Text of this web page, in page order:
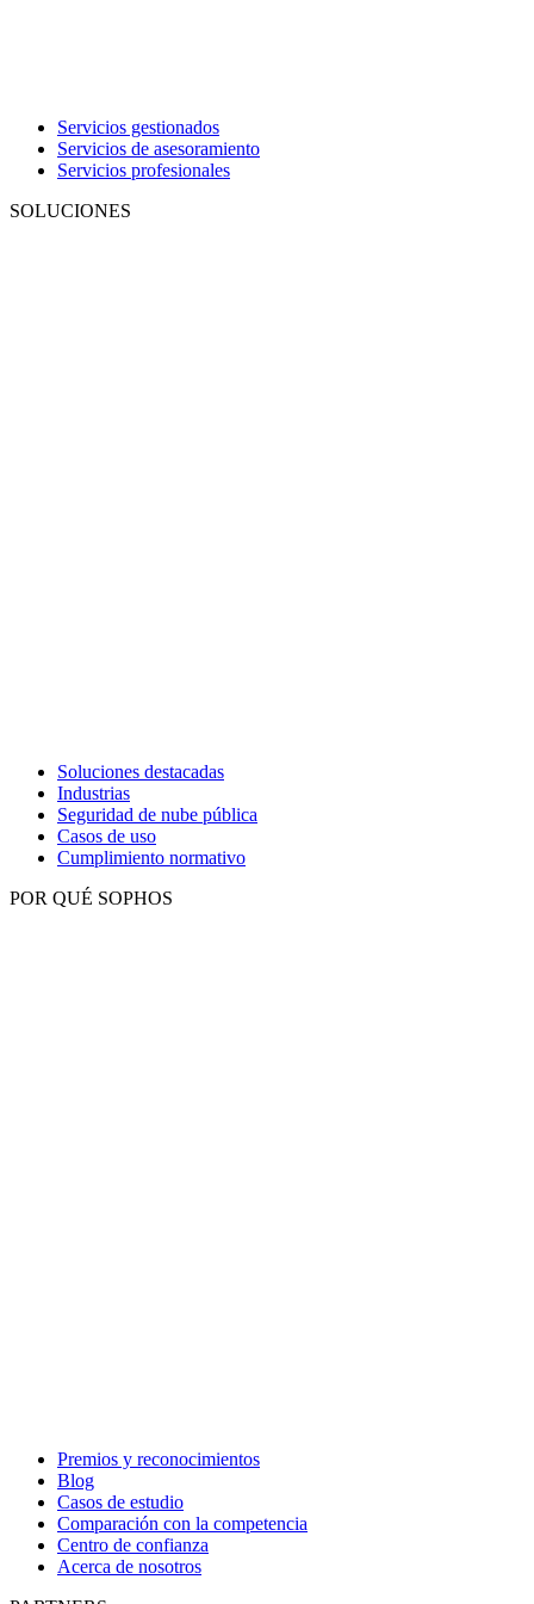
Servicios gestionados
Servicios de asesoramiento
Servicios profesionales
SOLUCIONES
Soluciones destacadas
Industrias
Seguridad de nube pública
Casos de uso
Cumplimiento normativo
POR QUÉ SOPHOS
Premios y reconocimientos
Blog
Casos de estudio
Comparación con la competencia
Centro de confianza
Acerca de nosotros